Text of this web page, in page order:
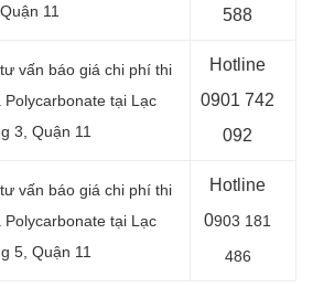
11
588
vấn báo giá chi phí thi
tại Lạc
3, Quận 11
Hotline
0901 742
092
vấn báo giá chi phí thi
tại Lạc
5, Quận 11
Hotline
0903 181
486